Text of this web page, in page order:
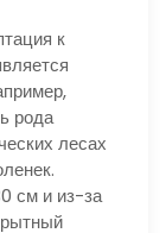
к
рода
лесах
см и из-за